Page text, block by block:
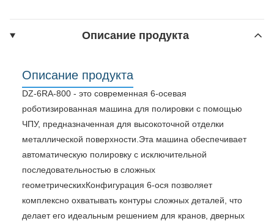
Описание продукта
Описание продукта
DZ-6RA-800 - это современная 6-осевая
роботизированная машина для полировки с помощью
ЧПУ, предназначенная для высокоточной отделки
металлической поверхности.Эта машина обеспечивает
автоматическую полировку с исключительной
последовательностью в сложных
геометрическихКонфигурация 6-ося позволяет
комплексно охватывать контуры сложных деталей, что
делает его идеальным решением для кранов, дверных